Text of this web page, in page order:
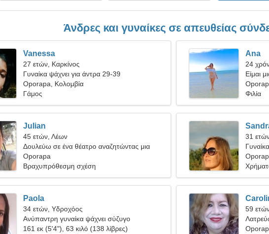
Άνδρες και γυναίκες σε απευθείας
Vanessa
27 ετών, Καρκίνος
Γυναίκα ψάχνει για άντρα 29-39
Oporapa, Κολομβία
Γάμος
Ana
24
Είμαι
Φιλία
Julian
45 ετών, Λέων
Δουλεύω σε ένα θέατρο αναζητώντας μια
πνευματώδη γυναίκα
Oporapa
Βραχυπρόθεσμη σχέση
31
Paola
34 ετών, Υδροχόος
Ανύπαντρη γυναίκα ψάχνει σύζυγο
161 εκ (5'4"), 63 κιλό (138 λίβρες)
59